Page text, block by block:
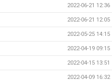
2022-06-21 12:36
2022-06-21 12:05
2022-05-25 14:15
2022-04-19 09:15
2022-04-15 13:51
2022-04-09 16:32